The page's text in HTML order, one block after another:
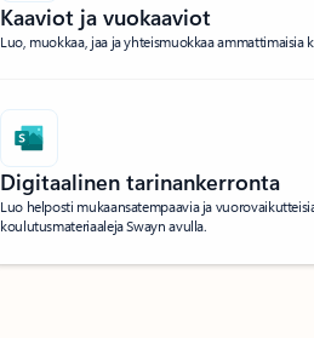
Kaaviot ja vuokaaviot
Luo, muokkaa, jaa ja yhteismuokkaa ammattimaisia
Digitaalinen tarinankerronta
Luo helposti mukaansatempaavia ja
koulutusmateriaaleja Swayn avulla.